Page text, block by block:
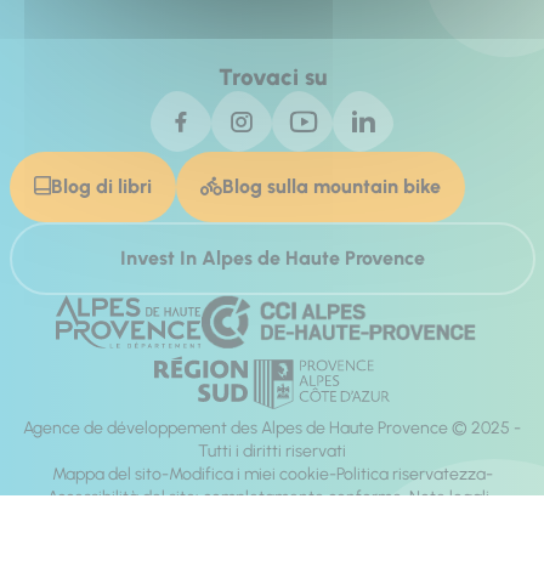
Trovaci su
Blog di libri Blog sulla mountain bike
Invest In Alpes de Haute Provence
Agence de développement des Alpes de Haute Provence © 2025 -
Tutti i diritti riservati
Mappa del sito Modifica i miei cookie Politica riservatezza
Accessibilità del sito: completamente conforme Note legali